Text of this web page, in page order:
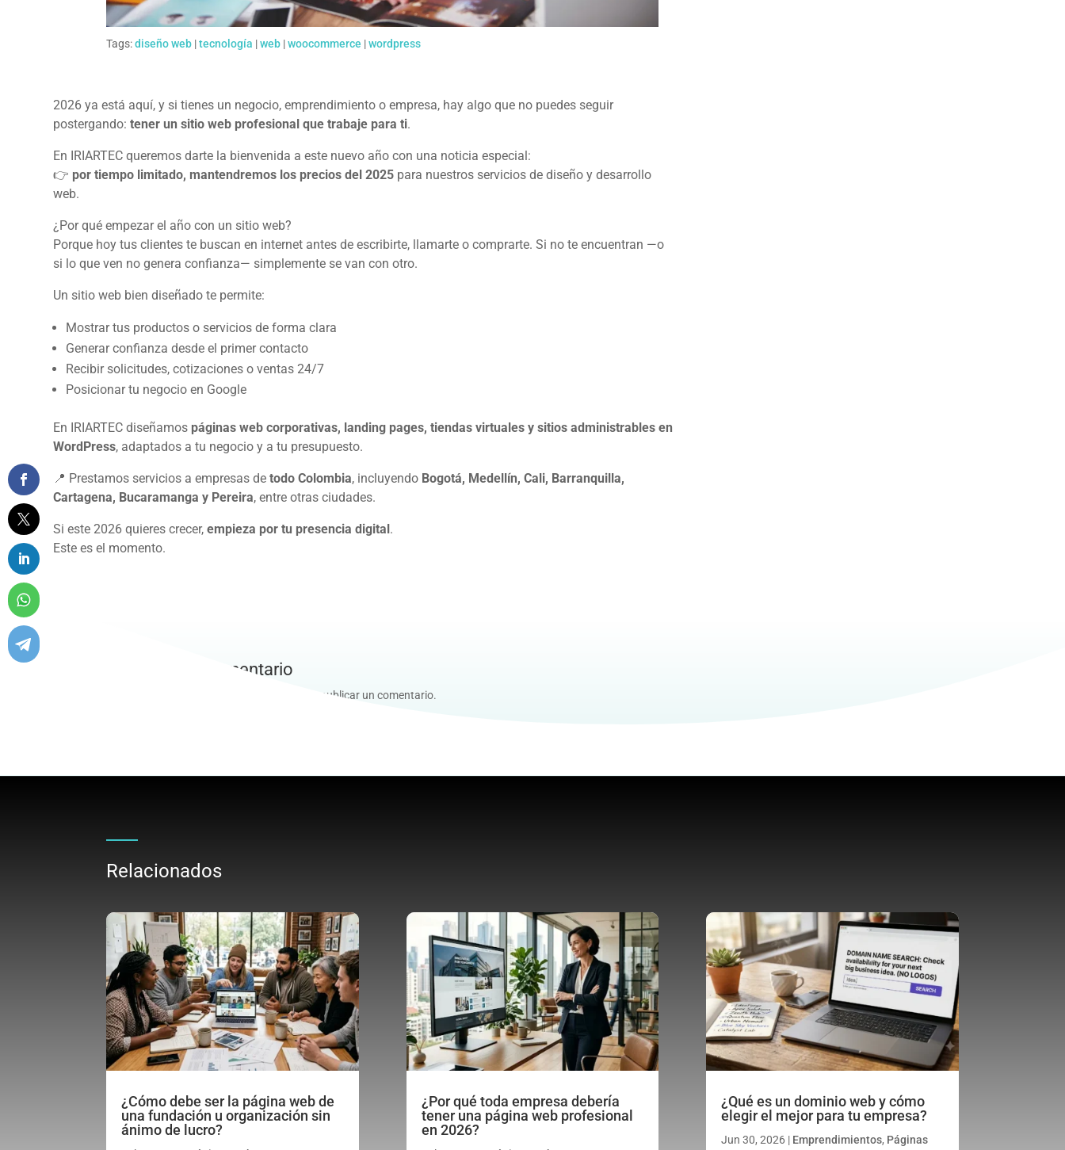
Tags:diseño web |tecnología |web |woocommerce |wordpress
2026 ya está aquí, y si tienes un negocio, emprendimiento o empresa, hay algo que no puedes seguir
postergando:tener un sitio web profesional que trabaje para ti.
En IRIARTEC queremos darte la bienvenida a este nuevo año con una noticia especial:
👉 por tiempo limitado, mantendremos los precios del 2025 para nuestros servicios de diseño y desarrollo
web.
¿Por qué empezar el año con un sitio web?
Porque hoy tus clientes te buscan en internet antes de escribirte, llamarte o comprarte. Si no te encuentran —o
si lo que ven no genera confianza— simplemente se van con otro.
Un sitio web bien diseñado te permite:
Mostrar tus productos o servicios de forma clara
Generar confianza desde el primer contacto
Recibir solicitudes, cotizaciones o ventas 24/7
Posicionar tu negocio en Google
En IRIARTEC diseñamos páginas web corporativas, landing pages, tiendas virtuales y sitios administrables en
WordPress, adaptados a tu negocio y a tu presupuesto.
📍 Prestamos servicios a empresas detodo Colombia, incluyendo Bogotá, Medellín, Cali, Barranquilla,
Cartagena, Bucaramanga y Pereira, entre otras ciudades.
Si este 2026 quieres crecer,empieza por tu presencia digital.
Este es el momento.
Enviar un comentario
para publicar un comentario.
Relacionados
¿Cómo debe ser la página web de
una fundación u organización sin
ánimo de lucro?
¿Por qué toda empresa debería
tener una página web profesional
en 2026?
¿Qué es un dominio web y cómo
elegir el mejor para tu empresa?
Jun 30, 2026| Emprendimientos, Páginas